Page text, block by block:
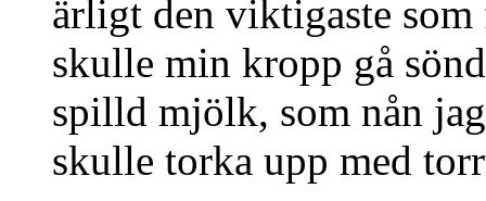
ärligt den viktigaste
skulle min kropp gå
spilld mjölk, som nån
skulle torka upp med